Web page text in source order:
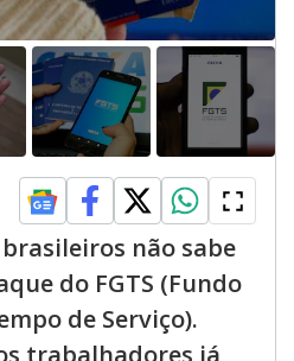
não sabe
do FGTS (Fundo
de Serviço).